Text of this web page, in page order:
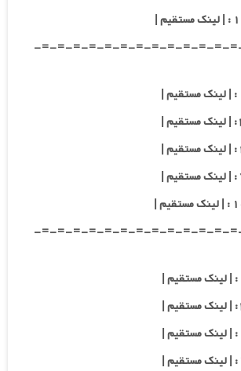
-=-=-=-=-=-=-=-=-=-=-=-=-
-=-=-=-=-=-=-=-=-=-=-=-=-